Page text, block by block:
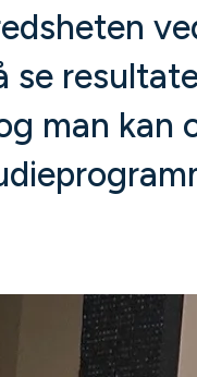
se
man kan